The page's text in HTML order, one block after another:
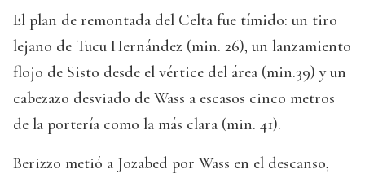
El plan de remontada del Celta fue tímido: un tiro
lejano de Tucu Hernández (min. 26), un lanzamiento
flojo de Sisto desde el vértice del área (min.39) y un
cabezazo desviado de Wass a escasos cinco metros
de la portería como la más clara (min. 41).
Berizzo metió a Jozabed por Wass en el descanso,